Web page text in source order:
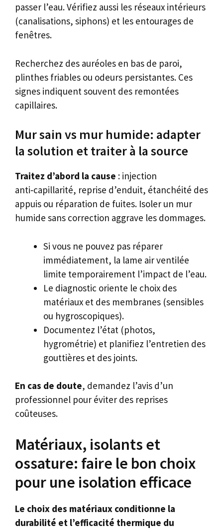
passer l’eau. Vérifiez aussi les réseaux intérieurs
(canalisations, siphons) et les entourages de
fenêtres.
Recherchez des auréoles en bas de paroi,
plinthes friables ou odeurs persistantes. Ces
signes indiquent souvent des remontées
capillaires.
Mur sain vs mur humide: adapter
la solution et traiter à la source
Traitez d’abord la cause : injection
anti‑capillarité, reprise d’enduit, étanchéité des
appuis ou réparation de fuites. Isoler un mur
humide sans correction aggrave les dommages.
Si vous ne pouvez pas réparer
immédiatement, la lame air ventilée
limite temporairement l’impact de l’eau.
Le diagnostic oriente le choix des
matériaux et des membranes (sensibles
ou hygroscopiques).
Documentez l’état (photos,
hygrométrie) et planifiez l’entretien des
gouttières et des joints.
En cas de doute, demandez l’avis d’un
professionnel pour éviter des reprises
coûteuses.
Matériaux, isolants et
ossature: faire le bon choix
pour une isolation efficace
Le choix des matériaux conditionne la
durabilité et l’efficacité thermique du